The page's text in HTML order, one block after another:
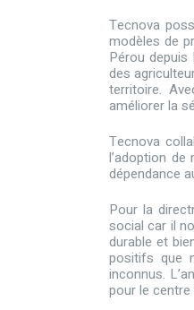
Tecnova
modèles de
Pérou
des
territoire.
améliorer la
Tecnova
l’adoption
dépendance
Pour la
social car il
durable et
positifs que
inconnus.
pour le